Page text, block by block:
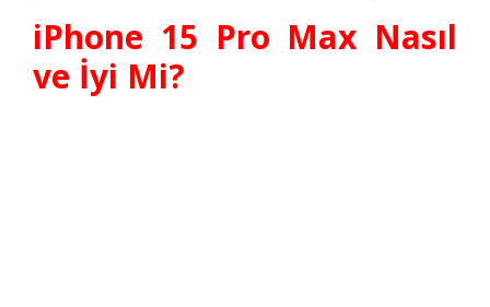
iPhone 15 Pro Max Nasıl
ve İyi Mi?